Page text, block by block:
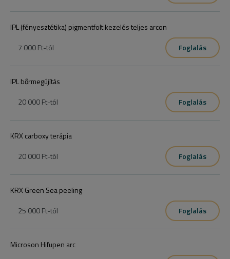
IPL (fényesztétika) pigmentfolt kezelés teljes arcon
7 000 Ft-tól Foglalás
IPL bőrmegújítás
20 000 Ft-tól Foglalás
KRX carboxy terápia
20 000 Ft-tól Foglalás
KRX Green Sea peeling
25 000 Ft-tól Foglalás
Microson Hifupen arc